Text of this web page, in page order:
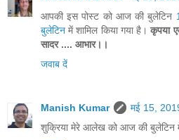
आपकी इस पोस्ट को आज की बुलेटिन
बुलेटिन में शामिल किया गया है।कृपया
सादर .... आभार।।
जवाब दें
Manish Kumar
मई 15,
शुक्रिया मेरे आलेख को आज की बुलेटिन